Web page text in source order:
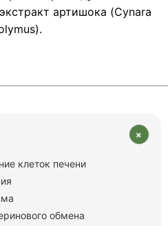
артишока (Cynara
+
клеток печени
обмена